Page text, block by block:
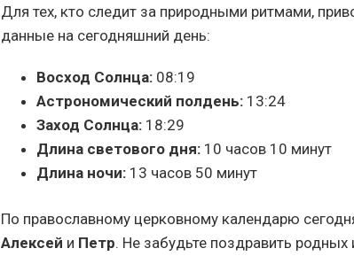
Для тех, кто следит за природными ритмами,
данные на сегодняшний день:
Восход Солнца: 08:19
Астрономический полдень: 13:24
Заход Солнца: 18:29
Длина светового дня: 10 часов 10 минут
Длина ночи: 13 часов 50 минут
По православному церковному календарю
Алексей и Петр. Не забудьте поздравить родных